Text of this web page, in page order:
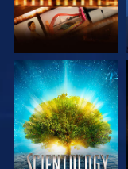
EXPLORE A SÉRIE